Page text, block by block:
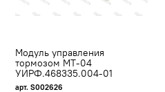
Модуль управления
тормозом МТ-04
УИРФ.468335.004-01
арт. S002626